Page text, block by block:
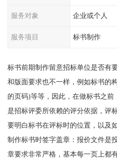
服务对象 企业或个人
服务项目 标书制作
标书前期制作留意招标单位是否有
和版面要求也不一样，例如标书的
的页码)等等，因此，在做标书之
是招标评委所依赖的评分依据，评
要明白标书在评标时的位置，以及
制作标书时签字盖章：报价文件是
章要求非常严格，基本每一页上都